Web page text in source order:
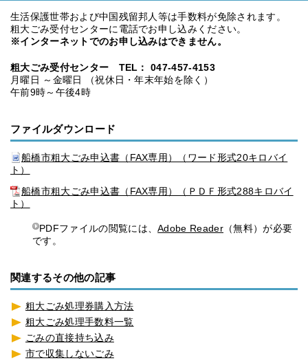
生活保護世帯および中国残留邦人等は手数料が免除されます。
粗大ごみ受付センターに電話でお申し込みください。
※インターネットでのお申し込みはできません。
粗大ごみ受付センター TEL：
047-457-4153
月曜日 ～金曜日 （祝休日・年末年始を除く）
午前9時～午後4時
ファイルダウンロード
船橋市粗大ごみ申込書（FAX専用）（ワード形式20キロバイ
ト）
船橋市粗大ごみ申込書（FAX専用）（ＰＤＦ形式288キロバイ
ト）
PDFファイルの閲覧には、Adobe Reader （無料）が必要
です。
関連するその他の記事
粗大ごみ処理券購入方法
粗大ごみ処理手数料一覧
ごみの直接持ち込み
市で収集しないごみ